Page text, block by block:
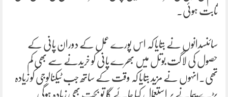
ثابت ہوئی۔
سائنسدانوں نے بتایا کہ اس پورے عمل کے دوران پانی کے
حصول کی لاگت بوتل میں بھرے پانی کو خریدنے سے بھی کم
تھی۔انہوں نے مزید بتایا کہ وقت کے ساتھ جب ٹیکنالوجی کو زیادہ
بڑے پیمانے پر استعمال کیا جائے گا تو بچت بھی زیادہ ہوگی۔